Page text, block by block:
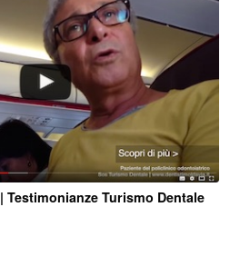
Testimonianze Turismo Dentale